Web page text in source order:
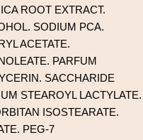
ROOT EXTRACT.
SODIUM PCA.
ACETATE.
PARFUM
SACCHARIDE
STEAROYL LACTYLATE.
ISOSTEARATE.
PEG-7